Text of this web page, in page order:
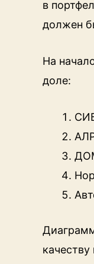
в
должен
На
доле: